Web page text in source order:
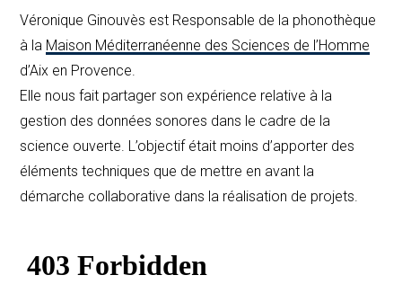
Véronique Ginouvès est Responsable de la phonothèque
à la Maison Méditerranéenne des Sciences de l’Homme
d’Aix en Provence.
Elle nous fait partager son expérience relative à la
gestion des données sonores dans le cadre de la
science ouverte. L’objectif était moins d’apporter des
éléments techniques que de mettre en avant la
démarche collaborative dans la réalisation de projets.